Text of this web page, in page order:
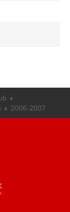
2006-2007